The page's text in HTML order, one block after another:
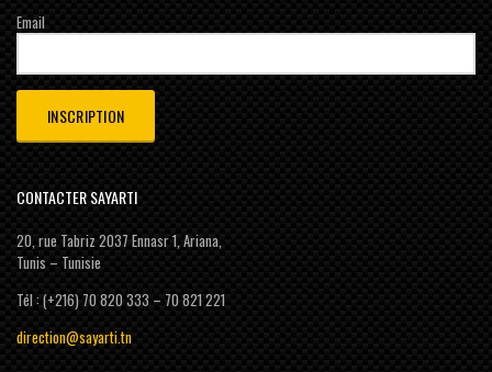
Email
CONTACTER SAYARTI
20, rue Tabriz 2037 Ennasr 1, Ariana,
Tunis – Tunisie
Tél : (+216) 70 820 333 – 70 821 221
direction@sayarti.tn